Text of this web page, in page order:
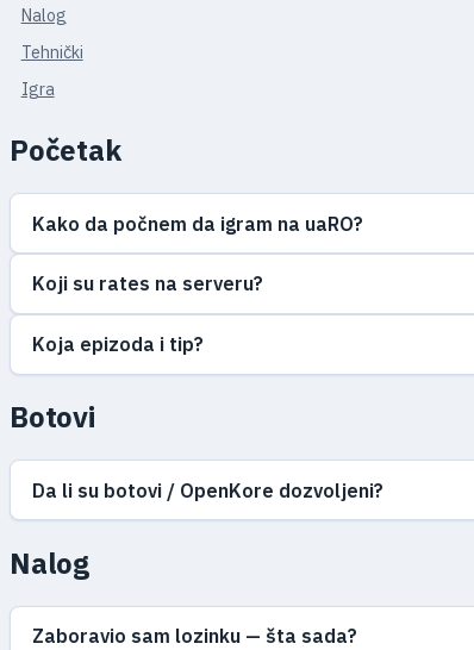
Nalog
Tehnički
Igra
Početak
Kako da počnem da igram na uaRO?
Koji su rates na serveru?
Koja epizoda i tip?
Botovi
Da li su botovi / OpenKore dozvoljeni?
Nalog
Zaboravio sam lozinku — šta sada?